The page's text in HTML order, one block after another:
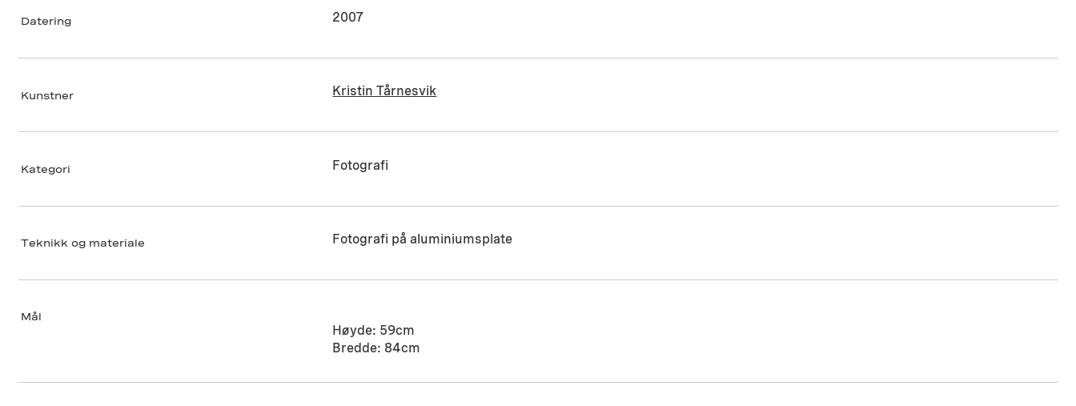
Datering 2007
Kunstner Kristin Tårnesvik
Kategori Fotografi
Teknikk og materiale Fotografi på aluminiumsplate
Mål
Høyde: 59cm
Bredde: 84cm